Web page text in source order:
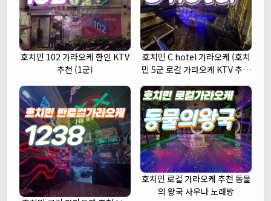
호치민 102 가라오케 한인 KTV
추천 (1군)
호치민 C hotel 가라오케 (호치
민 5군 로컬 가라오케 KTV 추천
호치민 로컬 가라오케 추천 동물
의 왕국 사우나 노래방